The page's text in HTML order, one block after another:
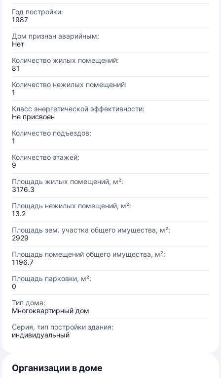
Год постройки:
1987
Дом признан аварийным:
Нет
Количество жилых помещений:
81
Количество нежилых помещений:
1
Класс энергетической эффективности:
Не присвоен
Количество подъездов:
1
Количество этажей:
9
Площадь жилых помещений, м²:
3176.3
Площадь нежилых помещений, м²:
13.2
Площадь зем. участка общего имущества, м²:
2929
Площадь помещений общего имущества, м²:
1196.7
Площадь парковки, м²:
0
Тип дома:
Многоквартирный дом
Серия, тип постройки здания:
индивидуальный
Организации в доме